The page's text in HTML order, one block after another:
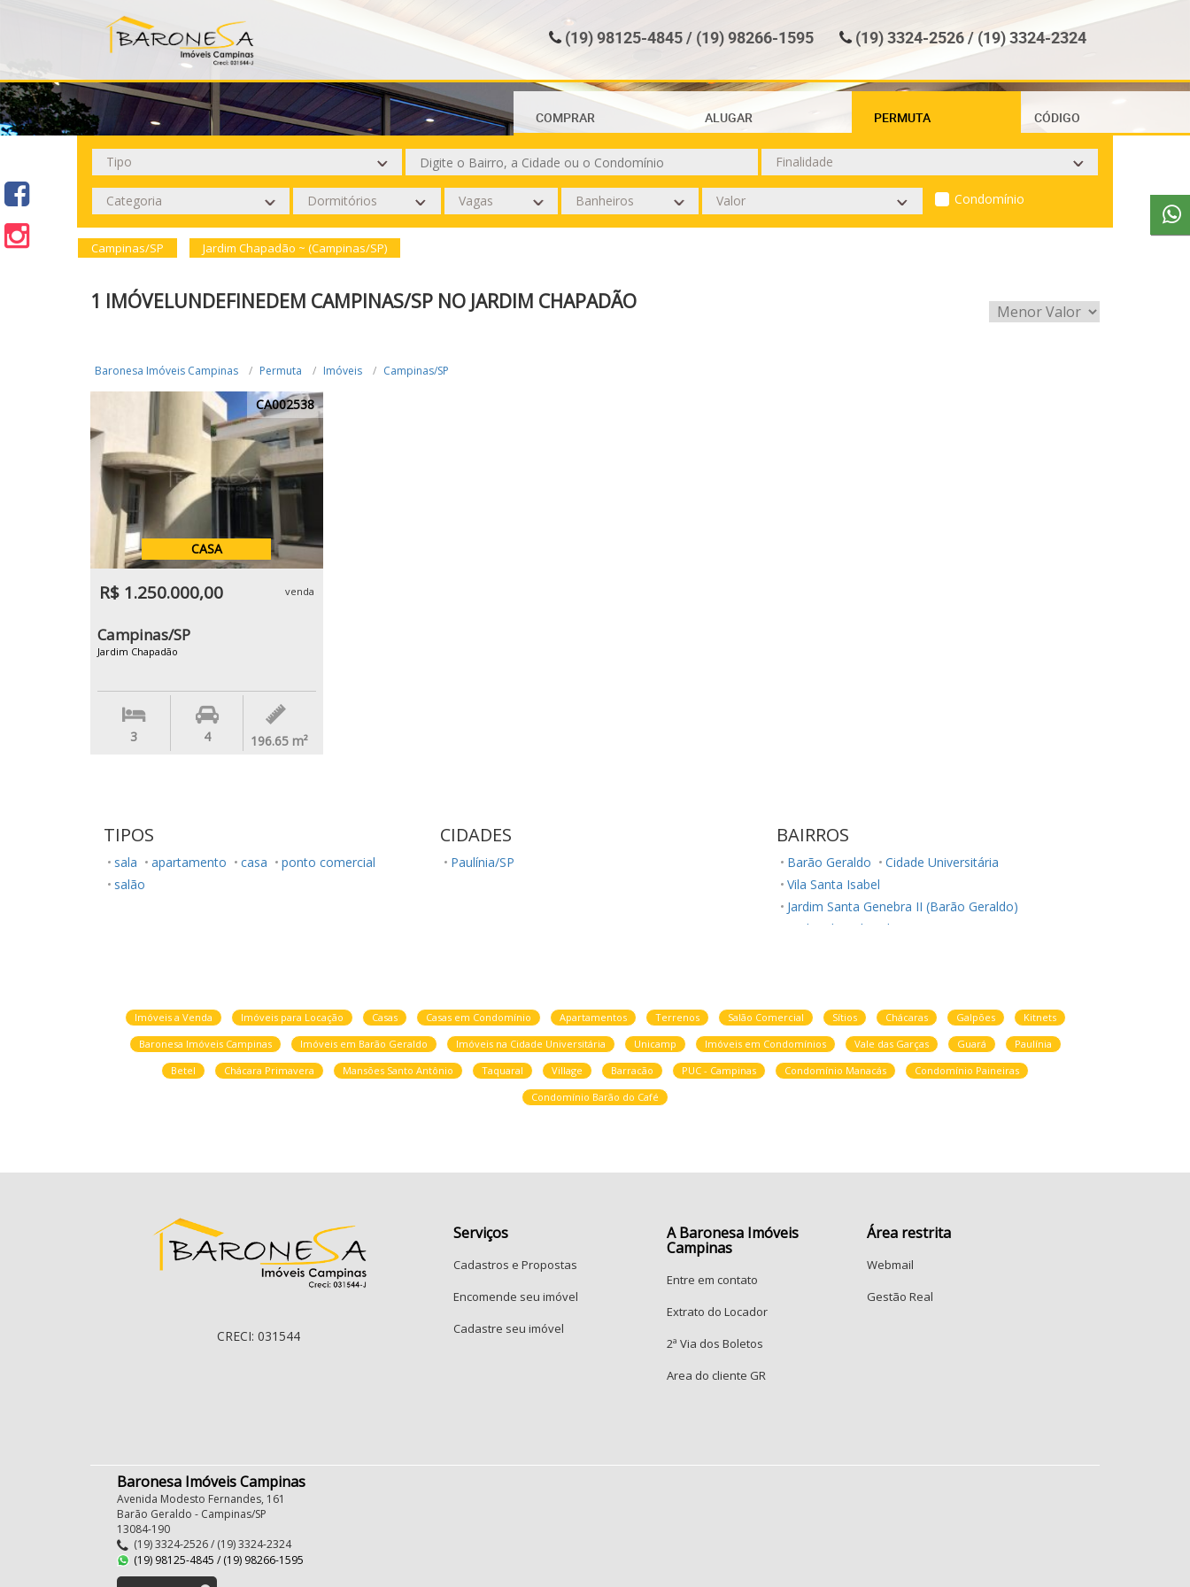
(19) 3324-2526 / (19) 3324-2324
(19) 98125-4845 / (19) 98266-1595
COMPRAR ALUGAR PERMUTA CÓDIGO
Condomínio
Campinas/SP Jardim Chapadão ~ (Campinas/SP)
1 IMÓVELUNDEFINEDEM CAMPINAS/SP NO JARDIM CHAPADÃO
Baronesa Imóveis Campinas Permuta Imóveis Campinas/SP
CA002538
CASA
R$ 1.250.000,00 venda
Campinas/SP
Jardim Chapadão
3 4 196.65 m²
TIPOS
sala apartamento casa
ponto comercial
salão
CIDADES
Paulínia/SP
BAIRROS
Barão Geraldo
Cidade Universitária
Vila Santa Isabel
Jardim Santa Genebra II (Barão Geraldo)
Jardim do Sol
Vila São João
Imóveis a Venda Imóveis para Locação Casas Casas em Condomínio Apartamentos Terrenos Salão Comercial Sítios Chácaras Galpões
Kitnets
Baronesa Imóveis Campinas
Imóveis em Barão Geraldo Imóveis na Cidade Universitária Unicamp Imóveis em Condomínios Vale das Garças Guará
Paulínia
Betel
Chácara Primavera Mansões Santo Antônio Taquaral Village Barracão PUC - Campinas Condomínio Manacás
Condomínio Paineiras
Condomínio Barão do Café
CRECI: 031544
Serviços
Cadastros e Propostas
Encomende seu imóvel
Cadastre seu imóvel
A Baronesa Imóveis
Campinas
Entre em contato
Extrato do Locador
2ª Via dos Boletos
Area do cliente GR
Área restrita
Webmail
Gestão Real
Baronesa Imóveis Campinas
Avenida Modesto Fernandes, 161
Barão Geraldo - Campinas/SP
13084-190
(19) 3324-2526 / (19) 3324-2324
(19) 98125-4845 / (19) 98266-1595